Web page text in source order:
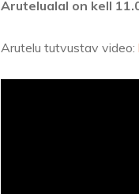
Arutelualal on kell
Arutelu tutvustav video: